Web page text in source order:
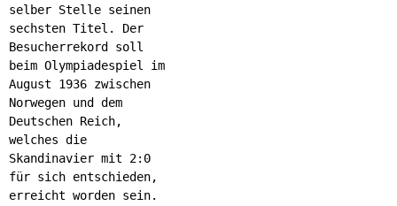
selber Stelle seinen
sechsten Titel. Der
Besucherrekord soll
beim Olympiadespiel im
August 1936 zwischen
Norwegen und dem
Deutschen Reich,
welches die
Skandinavier mit 2:0
für sich entschieden,
erreicht worden sein.